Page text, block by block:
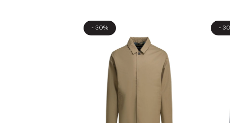
- 30% -